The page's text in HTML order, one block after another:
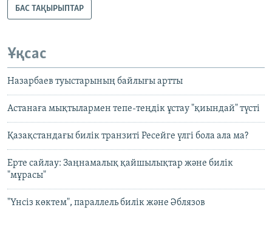
БАС ТАҚЫРЫПТАР
Ұқсас
Назарбаев туыстарының байлығы артты
Астанаға мықтылармен тепе-теңдік ұстау "қиындай" түсті
Қазақстандағы билік транзиті Ресейге үлгі бола ала ма?
Ерте сайлау: Заңнамалық қайшылықтар және билік
"мұрасы"
"Үнсіз көктем", параллель билік және Әблязов